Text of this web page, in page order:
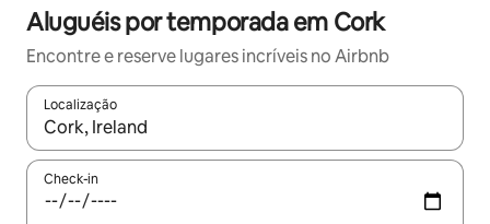
Aluguéis por temporada em Cork
Encontre e reserve lugares incríveis no Airbnb
Localização
Quando os resultados estiverem disponíveis, explore-os
Check-in